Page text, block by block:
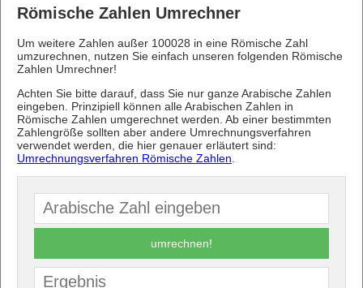
Römische Zahlen Umrechner
Um weitere Zahlen außer 100028 in eine Römische Zahl
umzurechnen, nutzen Sie einfach unseren folgenden Römische
Zahlen Umrechner!
Achten Sie bitte darauf, dass Sie nur ganze Arabische Zahlen
eingeben. Prinzipiell können alle Arabischen Zahlen in
Römische Zahlen umgerechnet werden. Ab einer bestimmten
Zahlengröße sollten aber andere Umrechnungsverfahren
verwendet werden, die hier genauer erläutert sind:
Umrechnungsverfahren Römische Zahlen
umrechnen!